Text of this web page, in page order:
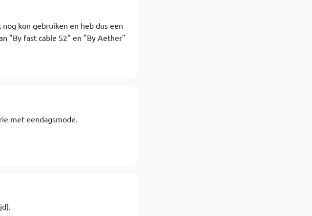
kon gebruiken en heb dus een
"By fast cable S2" en "By Aether"
met eendagsmode.